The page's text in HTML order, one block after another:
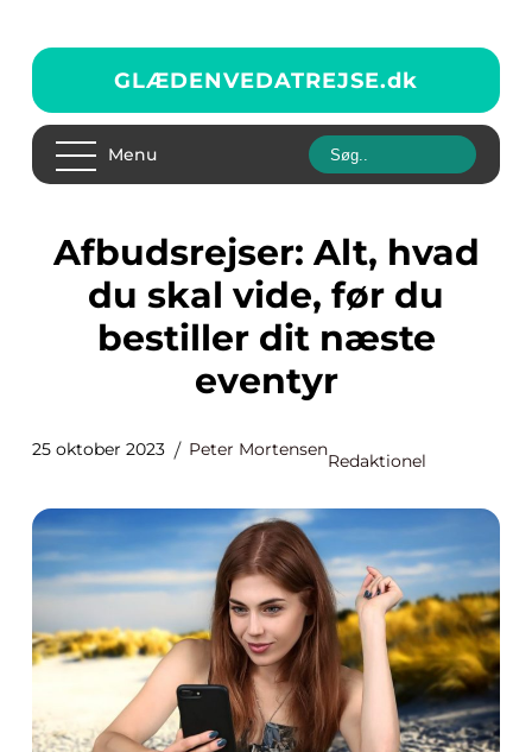
GLÆDENVEDATREJSE.dk
Menu
Afbudsrejser: Alt, hvad
du skal vide, før du
bestiller dit næste
eventyr
25 oktober 2023 Peter Mortensen
Redaktionel